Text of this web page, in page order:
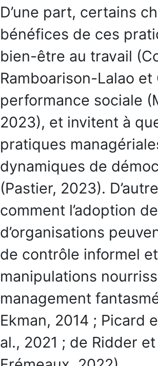
D’une part, certains
bénéfices de ces
bien-être au travail
Ramboarison-Lalao
performance sociale
2023), et invitent à
pratiques
dynamiques de
(Pastier, 2023).
comment l’adoption
d’organisations
de contrôle informel
manipulations
management
Ekman, 2014 ; Picard
al., 2021 ; de Ridder